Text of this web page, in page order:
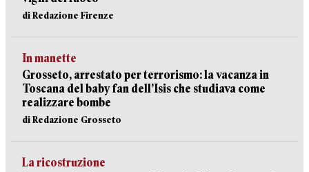
di Redazione Firenze
In manette
Grosseto, arrestato per terrorismo: la vacanza in
Toscana del baby fan dell’Isis che studiava come
realizzare bombe
di Redazione Grosseto
La ricostruzione